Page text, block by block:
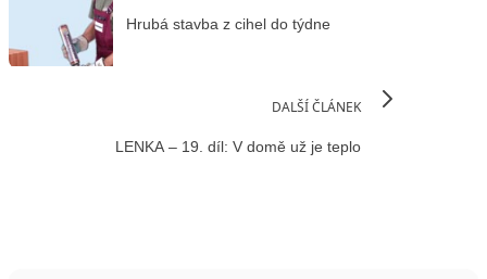
Hrubá stavba z cihel do týdne
DALŠÍ ČLÁNEK
LENKA – 19. díl: V domě už je teplo